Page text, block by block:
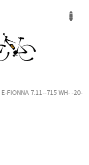
E-FIONNA 7.11--715 WH- -20-